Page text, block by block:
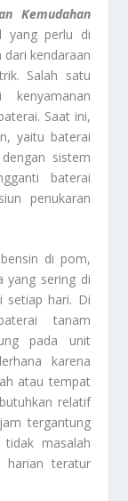
Kemudahan
yang perlu di
kendaraan
Salah satu
Saat ini,
yaitu baterai
sistem
baterai
penukaran
di pom,
yang sering di
setiap hari. Di
tanam
pada unit
karena
atau tempat
relatif
tergantung
masalah
harian teratur